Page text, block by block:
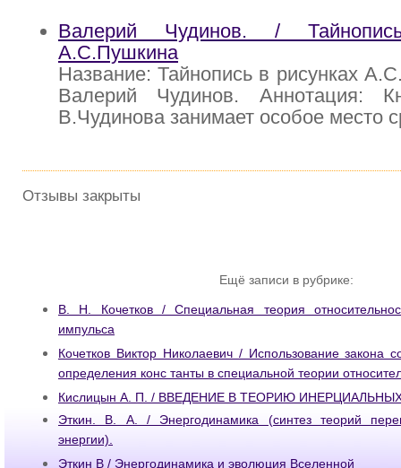
Валерий Чудинов. /
А.С.Пушкина
Название: Тайнопись в рисунках
Валерий Чудинов. Аннотация:
В.Чудинова занимает особое место
Отзывы закрыты
Ещё записи в рубрике:
В. Н. Кочетков / Специальная теория
импульса
Кочетков Виктор Николаевич / Использование закона
определения конс танты в специальной теории
Кислицын А. П. / ВВЕДЕНИЕ В ТЕОРИЮ
Эткин. В. А. / Энергодинамика (синтез теорий
энергии).
Эткин В / Энергодинамика и эволюция Вселенной